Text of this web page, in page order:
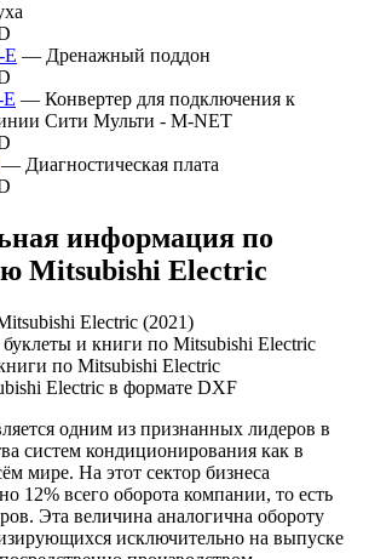
E — Дренажный поддон
— Конвертер для подключения к
Сити Мульти - M-NET
— Диагностическая плата
информация по
Mitsubishi Electric
Electric (2021)
буклеты и книги по Mitsubishi Electric
по Mitsubishi Electric
Electric в формате DXF
одним из признанных лидеров в
систем кондиционирования как в
мире. На этот сектор бизнеса
12% всего оборота компании, то есть
Эта величина аналогична обороту
исключительно на выпуске